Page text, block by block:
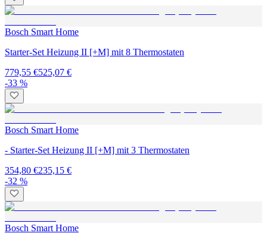
Bosch Smart Home
Starter-Set Heizung II [+M] mit 8 Thermostaten
779,55 €525,07 €
-33 %
Bosch Smart Home
- Starter-Set Heizung II [+M] mit 3 Thermostaten
354,80 €235,15 €
-32 %
Bosch Smart Home